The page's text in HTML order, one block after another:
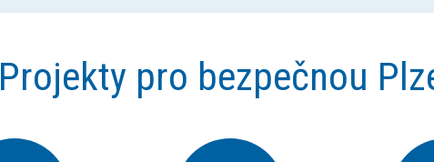
Projekty pro bezpečnou